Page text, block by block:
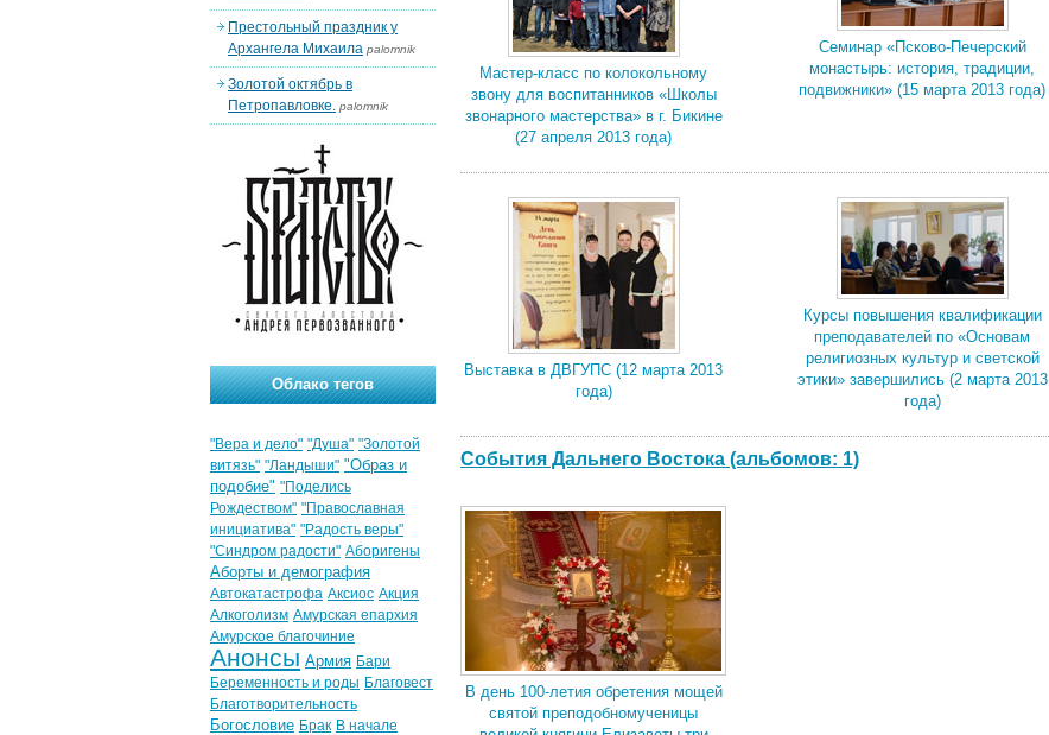
Мастер-класс по колокольному
звону для воспитанников «Школы
звонарного мастерства» в г. Бикине
(27 апреля 2013 года)
Семинар «Псково-Печерский
монастырь: история, традиции,
подвижники» (15 марта 2013 года)
Выставка в ДВГУПС (12 марта 2013
года)
Курсы повышения квалификации
преподавателей по «Основам
религиозных культур и светской
этики» завершились (2 марта 2013
года)
События Дальнего Востока (альбомов: 1)
В день 100-летия обретения мощей
святой преподобномученицы
Престольный праздник у
Архангела Михаила palomnik
Золотой октябрь в
Петропавловке. palomnik
Облако тегов
"Вера и дело" "Душа" "Золотой
витязь" "Ландыши" "Образ и
подобие" "Поделись
Рождеством" "Православная
инициатива" "Радость веры"
"Синдром радости" Аборигены
Аборты и демография
Автокатастрофа Аксиос Акция
Алкоголизм Амурская епархия
Амурское благочиние
Анонсы Армия Бари
Беременность и роды Благовест
Благотворительность
Богословие Брак В начале